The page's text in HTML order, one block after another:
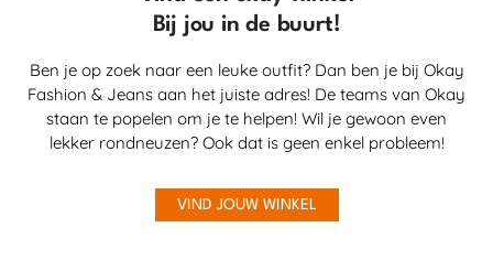
Bij jou in de buurt!
Ben je op zoek naar een leuke outfit? Dan ben je bij Okay
Fashion & Jeans aan het juiste adres! De teams van Okay
staan te popelen om je te helpen! Wil je gewoon even
lekker rondneuzen? Ook dat is geen enkel probleem!
VIND JOUW WINKEL